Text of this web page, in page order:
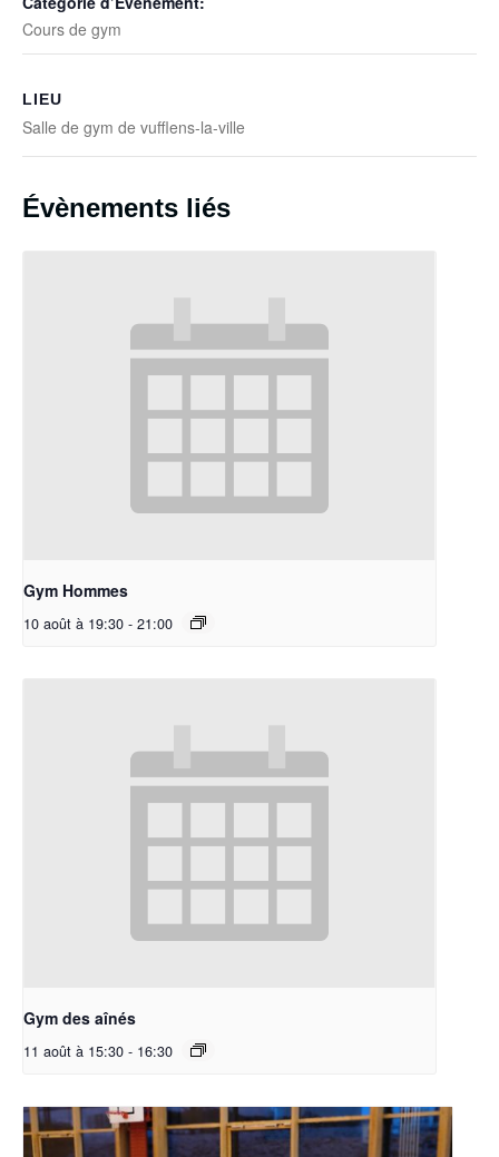
Cours de gym
LIEU
Salle de gym de vufflens-la-ville
Évènements liés
Gym Hommes
10 août à 19:30 - 21:00
Gym des aînés
11 août à 15:30 - 16:30